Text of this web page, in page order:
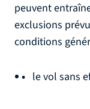
peuvent
exclusions
conditions
le vol sans